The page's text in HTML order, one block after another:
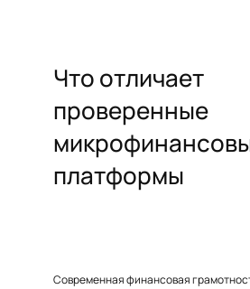
Что отличает
проверенные
платформы
Современная финансовая